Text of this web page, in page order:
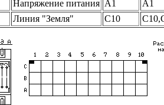
Напряжение питания A1
A1
Линия "Земля" C10